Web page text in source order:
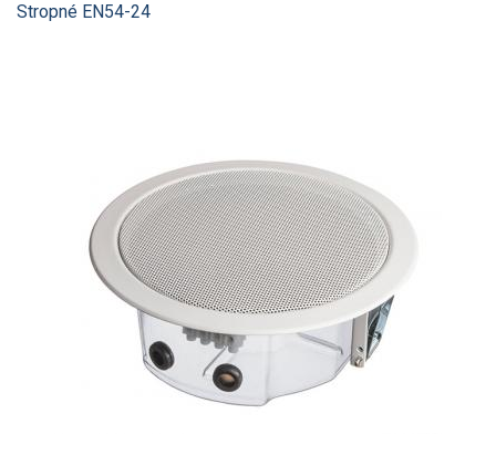
Stropné EN54-24